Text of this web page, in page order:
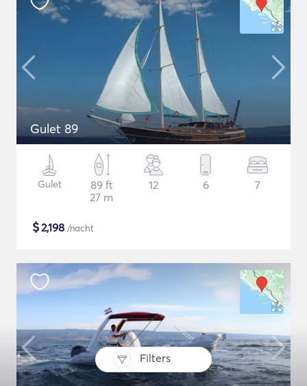
Filters
Gulet 89
Gulet
89 ft
27 m
12 6 7
$2,198 /nacht